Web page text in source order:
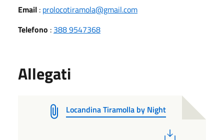
Email : prolocotiramola@gmail.com
Telefono : 388 9547368
Allegati
Locandina Tiramolla by Night